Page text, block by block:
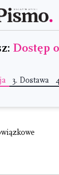
Dostęp
3. Dostawa